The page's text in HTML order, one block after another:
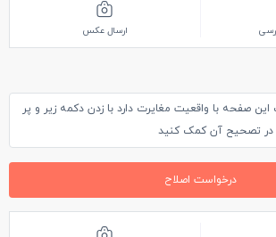
ارسال عکس
این صفحه با واقعیت مغایرت دارد با زدن دکمه زیر و پر
در تصحیح آن کمک کنید
درخواست اصلاح